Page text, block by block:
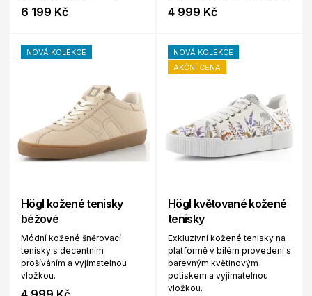
6 199 Kč 4 999 Kč
NOVÁ KOLEKCE
Högl kožené tenisky
béžové
Módní kožené šněrovací
tenisky s decentním
prošíváním a vyjímatelnou
vložkou.
NOVÁ KOLEKCE
AKČNÍ CENA
Högl květované kožené
tenisky
Exkluzivní kožené tenisky na
platformě v bílém provedení s
barevným květinovým
potiskem a vyjímatelnou
vložkou.